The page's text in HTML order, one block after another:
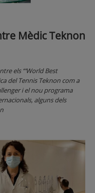
Mèdic Teknon
els “‘World Best
del Tennis Teknon com a
i el nou programa
alguns dels